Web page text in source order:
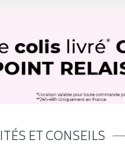
ET CONSEILS